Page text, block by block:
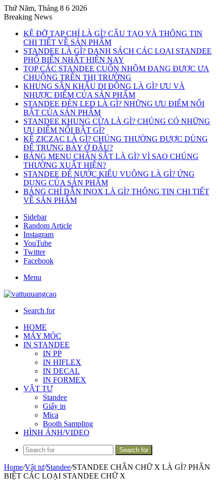
Thứ Năm, Tháng 8 6 2026
Breaking News
KỆ ĐỠ TẠP CHÍ LÀ GÌ? CẤU TẠO VÀ THÔNG TIN
CHI TIẾT VỀ SẢN PHẨM
STANDEE LÀ GÌ? DANH SÁCH CÁC LOẠI STANDEE
PHỔ BIẾN NHẤT HIỆN NAY
TOP CÁC STANDEE CUỐN NHÔM ĐANG ĐƯỢC ƯA
CHUỘNG TRÊN THỊ TRƯỜNG
KHUNG SÂN KHẤU DI ĐỘNG LÀ GÌ? ƯU VÀ
NHƯỢC ĐIỂM CỦA SẢN PHẨM
STANDEE ĐÈN LED LÀ GÌ? NHỮNG ƯU ĐIỂM NỔI
BẬT CỦA SẢN PHẨM
STANDEE KHUNG CỬA LÀ GÌ? CHÚNG CÓ NHỮNG
ƯU ĐIỂM NỔI BẬT GÌ?
KỆ ZICZAC LÀ GÌ? CHÚNG THƯỜNG ĐƯỢC DÙNG
ĐỂ TRƯNG BÀY Ở ĐÂU?
BẢNG MENU CHÂN SẮT LÀ GÌ? VÌ SAO CHÚNG
THƯỜNG XUẤT HIỆN?
STANDEE ĐẾ NƯỚC KIỂU VUÔNG LÀ GÌ? ỨNG
DỤNG CỦA SẢN PHẨM
BẢNG CHỈ DẪN INOX LÀ GÌ? THÔNG TIN CHI TIẾT
VỀ SẢN PHẨM
Sidebar
Random Article
Instagram
YouTube
Twitter
Facebook
Menu
Search for
HOME
MÁY MÓC
IN STANDEE
IN PP
IN HIFLEX
IN DECAL
IN FORMEX
VẬT TƯ
Standee
Giấy in
Mica
Booth Sampling
HÌNH ẢNH/VIDEO
Search for
Home/Vật tư/Standee/STANDEE CHÂN CHỮ X LÀ GÌ? PHÂN
BIỆT CÁC LOẠI STANDEE CHỮ X